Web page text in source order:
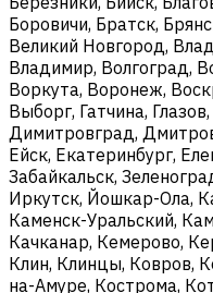
Боровичи, Братск,
Великий Новгород,
Владимир, Волгоград,
Воркута, Воронеж,
Выборг, Гатчина,
Димитровград,
Ейск, Екатеринбург,
Забайкальск,
Иркутск, Йошкар-Ола,
Каменск-Уральский,
Качканар, Кемерово,
Клин, Клинцы, Ковров,
на-Амуре, Кострома,